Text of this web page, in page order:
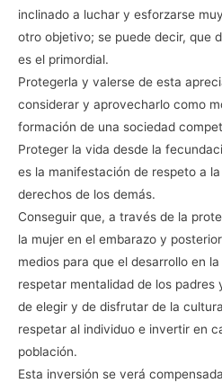
inclinado a luchar y esforzarse
otro objetivo; se puede decir, que
es el primordial.
Protegerla y valerse de esta
considerar y aprovecharlo como
formación de una sociedad
Proteger la vida desde la
es la manifestación de respeto a
derechos de los demás.
Conseguir que, a través de la
la mujer en el embarazo y
medios para que el desarrollo en
respetar mentalidad de los
de elegir y de disfrutar de la
respetar al individuo e invertir en
población.
Esta inversión se verá